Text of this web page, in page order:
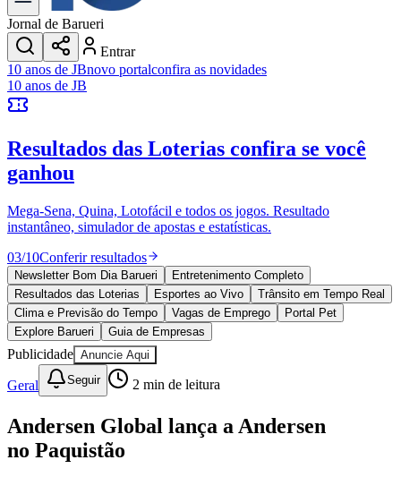
Dia a Dia & Lazer
Transportes
Gastronomia
Cinema & Shows
JogosNovo
Anuncie no Portal
Cadastrar Empresa
Divulgar Vagas
Política
Esportes
Saúde
Segurança
Cultura
Meio Ambiente
Obras
Educação
Bairros de Barueri
Selecione sua região Para notícias da sua região
Jornal de Barueri
Entrar
10 anos de JBnovo portalconfira as novidades
10 anos de JB
Resultados das Loterias confira se você
ganhou
Mega-Sena, Quina, Lotofácil e todos os jogos. Resultado
instantâneo, simulador de apostas e estatísticas.
03/10Conferir resultados
Newsletter Bom Dia Barueri
Entretenimento Completo
Resultados das Loterias
Esportes ao Vivo
Trânsito em Tempo Real
Clima e Previsão do Tempo
Vagas de Emprego
Portal Pet
Explore Barueri
Guia de Empresas
Publicidade Anuncie Aqui
Geral Seguir 2 min de leitura
Andersen Global lança a Andersen
no Paquistão